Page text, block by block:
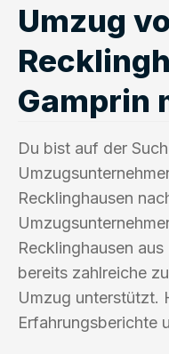
Umzug
Gamprin
Du bist auf der
Recklinghausen
Recklinghausen
bereits zahlreiche
Umzug unterstützt.
Erfahrungsberichte